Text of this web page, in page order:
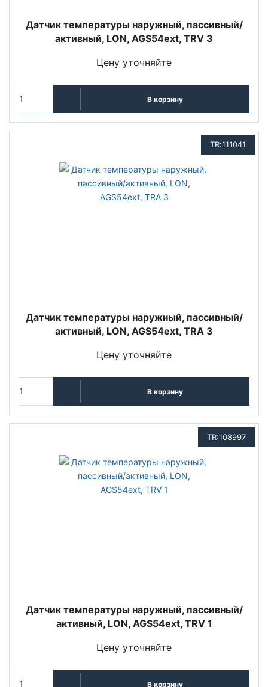
Датчик температуры наружный, пассивный/
активный, LON, AGS54ext, TRV 3
Цену уточняйте
В корзину
TR:111041
Датчик температуры наружный, пассивный/
активный, LON, AGS54ext, TRA 3
Цену уточняйте
В корзину
TR:108997
Датчик температуры наружный, пассивный/
активный, LON, AGS54ext, TRV 1
Цену уточняйте
В корзину